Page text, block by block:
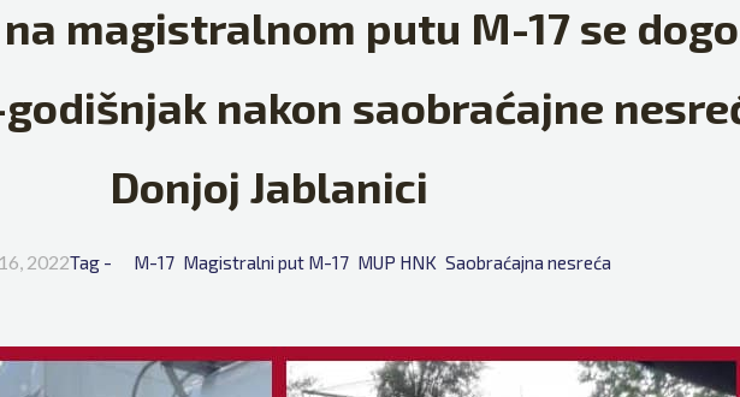
magistralnom putu M-17 se
nakon saobraćajne
Donjoj Jablanici
2022Tag - M-17 Magistralni put M-17 MUP HNK Saobraćajna nesreća